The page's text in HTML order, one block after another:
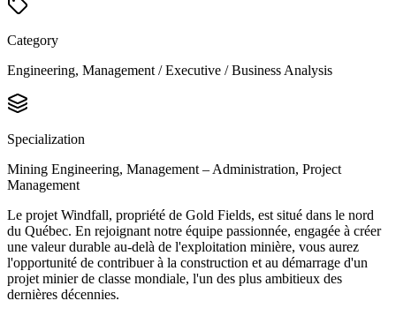
Category
Engineering, Management / Executive / Business Analysis
Specialization
Mining Engineering, Management – Administration, Project
Management
Le projet Windfall, propriété de Gold Fields, est situé dans le nord
du Québec. En rejoignant notre équipe passionnée, engagée à créer
une valeur durable au-delà de l'exploitation minière, vous aurez
l'opportunité de contribuer à la construction et au démarrage d'un
projet minier de classe mondiale, l'un des plus ambitieux des
dernières décennies.